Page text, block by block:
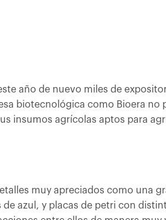
año de nuevo miles de
biotecnológica como Bioera no
insumos agrícolas aptos para
muy apreciados como una
azul, y placas de petri con